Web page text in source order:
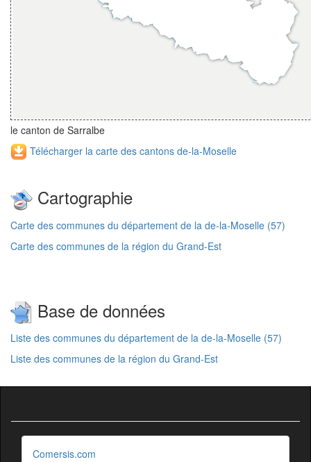
le canton de Sarralbe
Télécharger la carte des cantons de-la-Moselle
Cartographie
Carte des communes du département de la de-la-Moselle (57)
Carte des communes de la région du Grand-Est
Base de données
Liste des communes du département de la de-la-Moselle (57)
Liste des communes de la région du Grand-Est
Comersis.com